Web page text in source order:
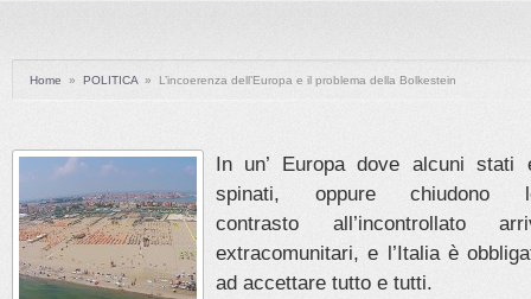
Home » POLITICA » L’incoerenza dell’Europa e il problema della Bolkestein
In un’ Europa dove alcuni
spinati, oppure
contrasto all’incontrollato
extracomunitari, e l’Italia è
ad accettare tutto e tutti.